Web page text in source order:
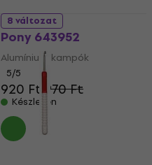
8 változat
Pony 643952
Alumínium kampók
5/5
920 Ft 970 Ft
Készleten